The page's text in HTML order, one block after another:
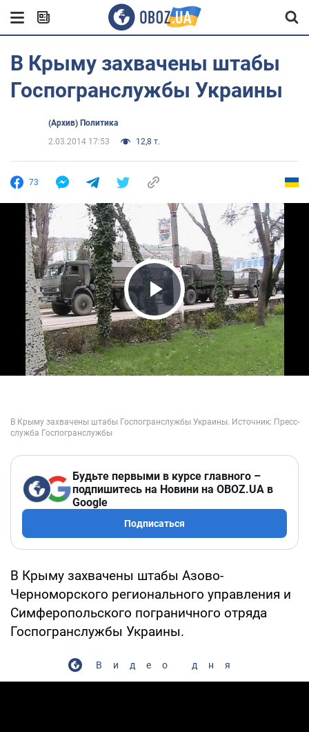
В Крыму захвачены штабы
Госпогранслужбы Украины
(Архив) Политика
2.03.2014 17:53
12,8 т.
73
Play Video
Будьте первыми в курсе главного –
подпишитесь на Новини на OBOZ.UA в
Google
Подписаться
В Крыму захвачены штабы Азово-
Черноморского регионального управления и
Симферопольского пограничного отряда
Госпогранслужбы Украины.
Видео дня